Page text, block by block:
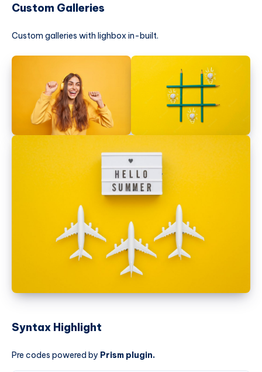
Custom Galleries
Custom galleries with lighbox in-built.
Syntax Highlight
Pre codes powered by Prism plugin.